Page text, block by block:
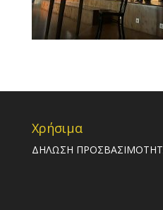
Χρήσιμα
ΔΗΛΩΣΗ